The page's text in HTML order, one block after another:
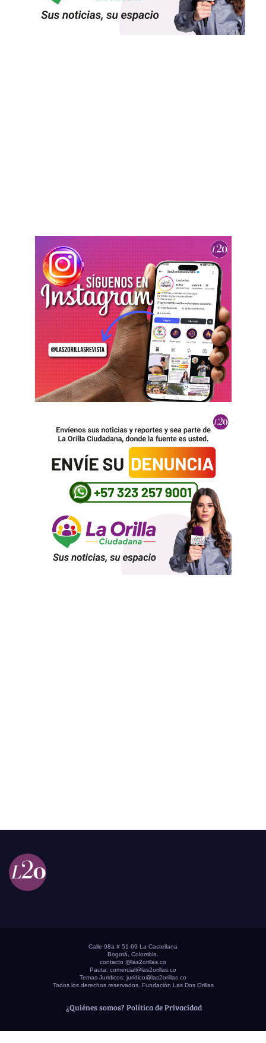
Calle 98a # 51-69 La Castellana
Bogotá, Colombia.
contacto @las2orillas.co
Pauta: comercial@las2orillas.co
Temas Juridicos: juridico@las2orillas.co
Todos los derechos reservados. Fundación Las Dos Orillas
¿Quiénes somos? Política de Privacidad